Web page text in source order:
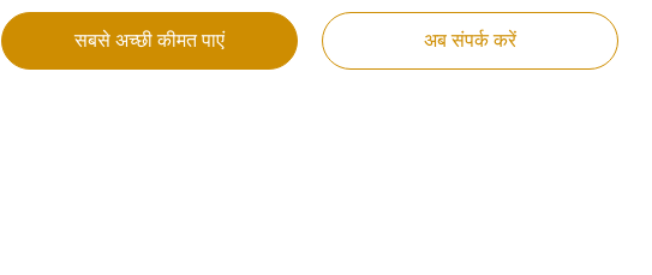
सबसे अच्छी कीमत पाएं अब संपर्क करें